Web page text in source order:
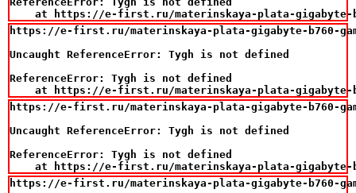
at https://e-first.ru/materinskaya-plata-
https://e-first.ru/materinskaya-plata-gigabyte-b760-
Uncaught ReferenceError: Tygh is not defined
ReferenceError: Tygh is not defined
at https://e-first.ru/materinskaya-plata-
https://e-first.ru/materinskaya-plata-gigabyte-b760-
Uncaught ReferenceError: Tygh is not defined
ReferenceError: Tygh is not defined
at https://e-first.ru/materinskaya-plata-
https://e-first.ru/materinskaya-plata-gigabyte-b760-